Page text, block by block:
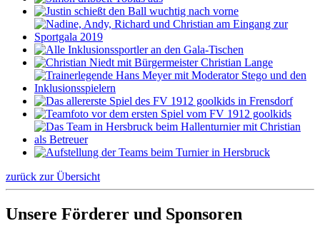
zurück zur Übersicht
Unsere Förderer und Sponsoren